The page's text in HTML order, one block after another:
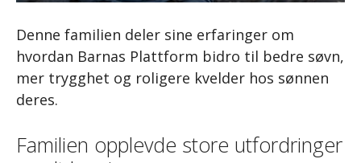
Denne familien deler sine erfaringer om
hvordan Barnas Plattform bidro til bedre søvn,
mer trygghet og roligere kvelder hos sønnen
deres.
Familien opplevde store utfordringer